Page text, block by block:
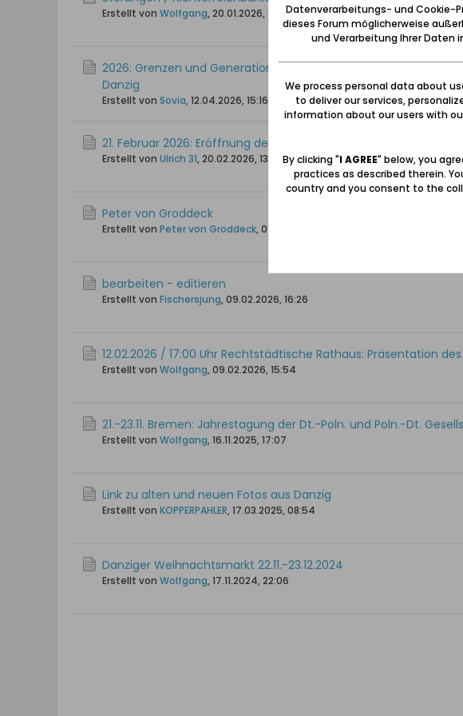
Erstellt von Wolfgang, 20.01.2026, 15:09
2026: Grenzen und Generationen: Bremen feiert 50 Jahre
Danzig
Erstellt von Sovia, 12.04.2026, 15:16
21. Februar 2026: Eröffnung der Ausstellung „Mein Danzig“ im
Erstellt von Ulrich 31, 20.02.2026, 13:57
Peter von Groddeck
Erstellt von Peter von Groddeck, 09.02.2026, 10:49
bearbeiten - editieren
Erstellt von Fischersjung, 09.02.2026, 16:26
12.02.2026 / 17:00 Uhr Rechtstädtische Rathaus: Präsentation
Erstellt von Wolfgang, 09.02.2026, 15:54
21.-23.11. Bremen: Jahrestagung der Dt.-Poln. und Poln.-Dt.
Erstellt von Wolfgang, 16.11.2025, 17:07
Link zu alten und neuen Fotos aus Danzig
Erstellt von KOPPERPAHLER, 17.03.2025, 08:54
Danziger Weihnachtsmarkt 22.11.-23.12.2024
Erstellt von Wolfgang, 17.11.2024, 22:06
Datenverarbeitungs- und Cookie-
dieses Forum möglicherweise
und Verarbeitung Ihrer Daten
We process personal data about
to deliver our services,
information about our users with
By clicking "I AGREE" below, you
practices as described therein.
country and you consent to the